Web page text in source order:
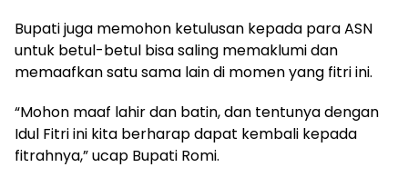
Bupati juga memohon ketulusan kepada para ASN
untuk betul-betul bisa saling memaklumi dan
memaafkan satu sama lain di momen yang fitri ini.
“Mohon maaf lahir dan batin, dan tentunya dengan
Idul Fitri ini kita berharap dapat kembali kepada
fitrahnya,” ucap Bupati Romi.